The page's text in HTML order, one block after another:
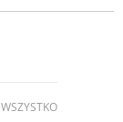
WSZYSTKO